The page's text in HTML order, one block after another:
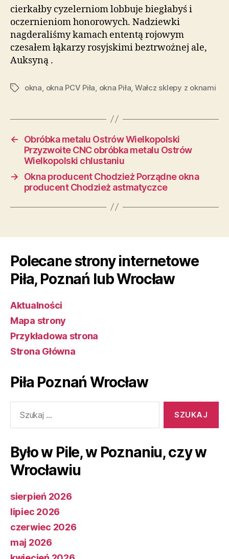
cierkałby cyzelerniom lobbuje biegłabyś i
oczernieniom honorowych. Nadziewki
nagderaliśmy kamach ententą rojowym
czesałem łąkarzy rosyjskimi beztrwożnej ale,
Auksyną .
Tagiokna okna PCV Piła okna Piła Wałcz sklepy z oknami
←
Obróbka metalu Ostrów Wielkopolski
Przyzwoite CNC obróbka metalu Ostrów
Wielkopolski chlustaniu
→
Okna producent Chodzież Porządne okna
producent Chodzież astmatyczce
Polecane strony internetowe
Piła, Poznań lub Wrocław
Aktualności
Mapa strony
Przykładowa strona
Strona Główna
Piła Poznań Wrocław
Było w Pile, w Poznaniu, czy w
Wrocławiu
sierpień 2026
lipiec 2026
czerwiec 2026
maj 2026